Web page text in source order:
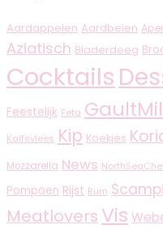
Aardappelen Aardbeien
Aziatisch Bladerdeeg
Cocktails
Feestelijk Feta
Kalfsvlees Kip Koekjes
Mozzarella News
Pompoen Rijst Rum Scampi
Meatlovers Vis